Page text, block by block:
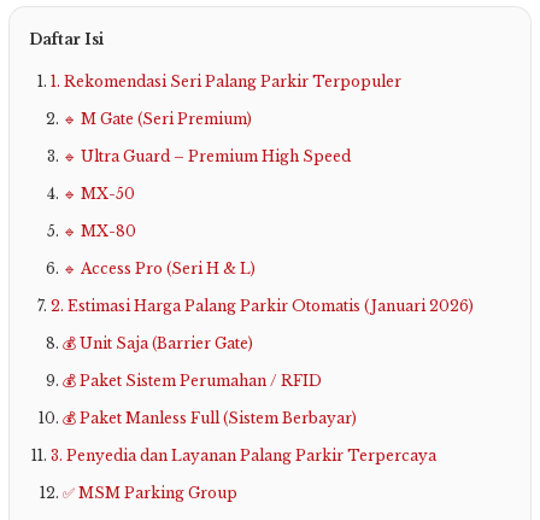
Daftar Isi
1. Rekomendasi Seri Palang Parkir Terpopuler
🔹 M Gate (Seri Premium)
🔹 Ultra Guard – Premium High Speed
🔹 MX-50
🔹 MX-80
🔹 Access Pro (Seri H & L)
2. Estimasi Harga Palang Parkir Otomatis (Januari 2026)
💰 Unit Saja (Barrier Gate)
💰 Paket Sistem Perumahan / RFID
💰 Paket Manless Full (Sistem Berbayar)
3. Penyedia dan Layanan Palang Parkir Terpercaya
✅ MSM Parking Group